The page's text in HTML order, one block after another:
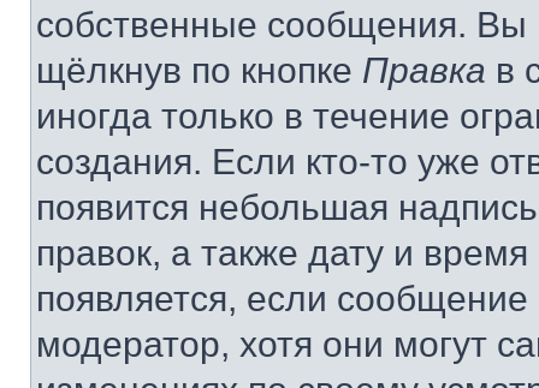
собственные сообщения. Вы
щёлкнув по кнопке Правка в
иногда только в течение
создания. Если кто-то уже
появится небольшая
правок, а также дату и
появляется, если
модератор, хотя они могут